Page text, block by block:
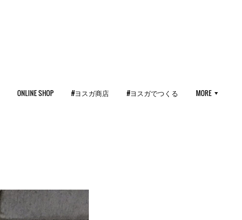
ONLINE SHOP #ヨスガ商店 #ヨスガでつくる MORE